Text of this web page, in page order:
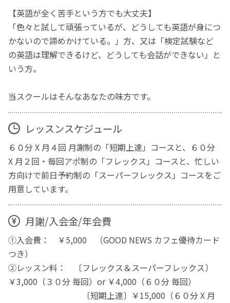
【英語が全く苦手という方でも大丈夫】
「色々と試して頑張っているが、どうしても英語が身につ
かないので諦めかけている。」方、又は「検定試験など
の英語は理解できるけど、どうしても会話ができない」と
いう方。
当スクールはそんなあなたの味方です。
レッスンスケジュール
６０分 X 月４回 月謝制の「短期上達」コースと、６０分
X 月２回・毎回アポ制の「フレックス」コースと、忙しい
方向けで前日予約制の「スーパーフレックス」コースをご
用意しています。
月謝/入会金/年会費
①入会費： ￥5,000 （GOOD NEWS カフェ優待カード
つき）
②レッスン料： 〔フレックス＆スーパーフレックス〕
￥3,000（３０分 毎回）or ￥4,000（６０分 毎回）
〔短期上達〕￥15,000（６０分 X 月